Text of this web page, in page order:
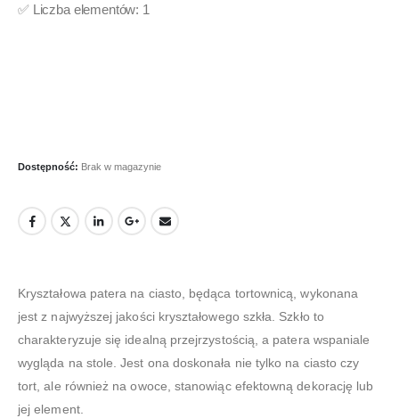
✅ Liczba elementów: 1
Dostępność: Brak w magazynie
Kryształowa patera na ciasto, będąca tortownicą, wykonana
jest z najwyższej jakości kryształowego szkła. Szkło to
charakteryzuje się idealną przejrzystością, a patera wspaniale
wygląda na stole. Jest ona doskonała nie tylko na ciasto czy
tort, ale również na owoce, stanowiąc efektowną dekorację lub
jej element.